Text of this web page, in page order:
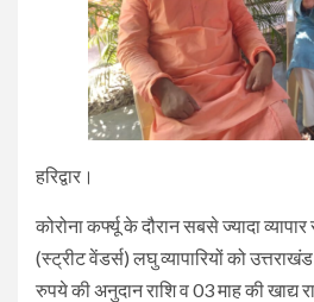
हरिद्वार।
कोरोना कर्फ्यू के दौरान सबसे ज्यादा
(स्ट्रीट वेंडर्स) लघु व्यापारियों को
रुपये की अनुदान राशि व 03 माह की खाद्य